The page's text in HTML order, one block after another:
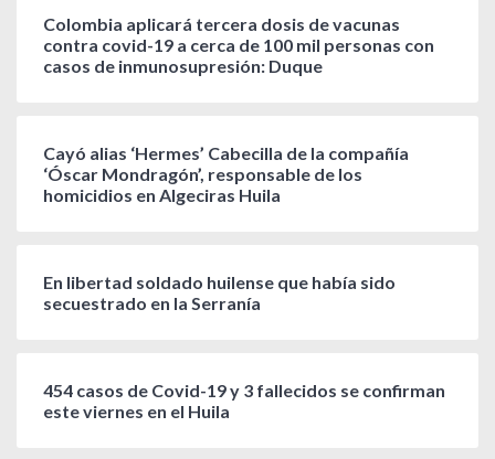
Colombia aplicará tercera dosis de vacunas
contra covid-19 a cerca de 100 mil personas con
casos de inmunosupresión: Duque
Cayó alias ‘Hermes’ Cabecilla de la compañía
‘Óscar Mondragón’, responsable de los
homicidios en Algeciras Huila
En libertad soldado huilense que había sido
secuestrado en la Serranía
454 casos de Covid-19 y 3 fallecidos se confirman
este viernes en el Huila